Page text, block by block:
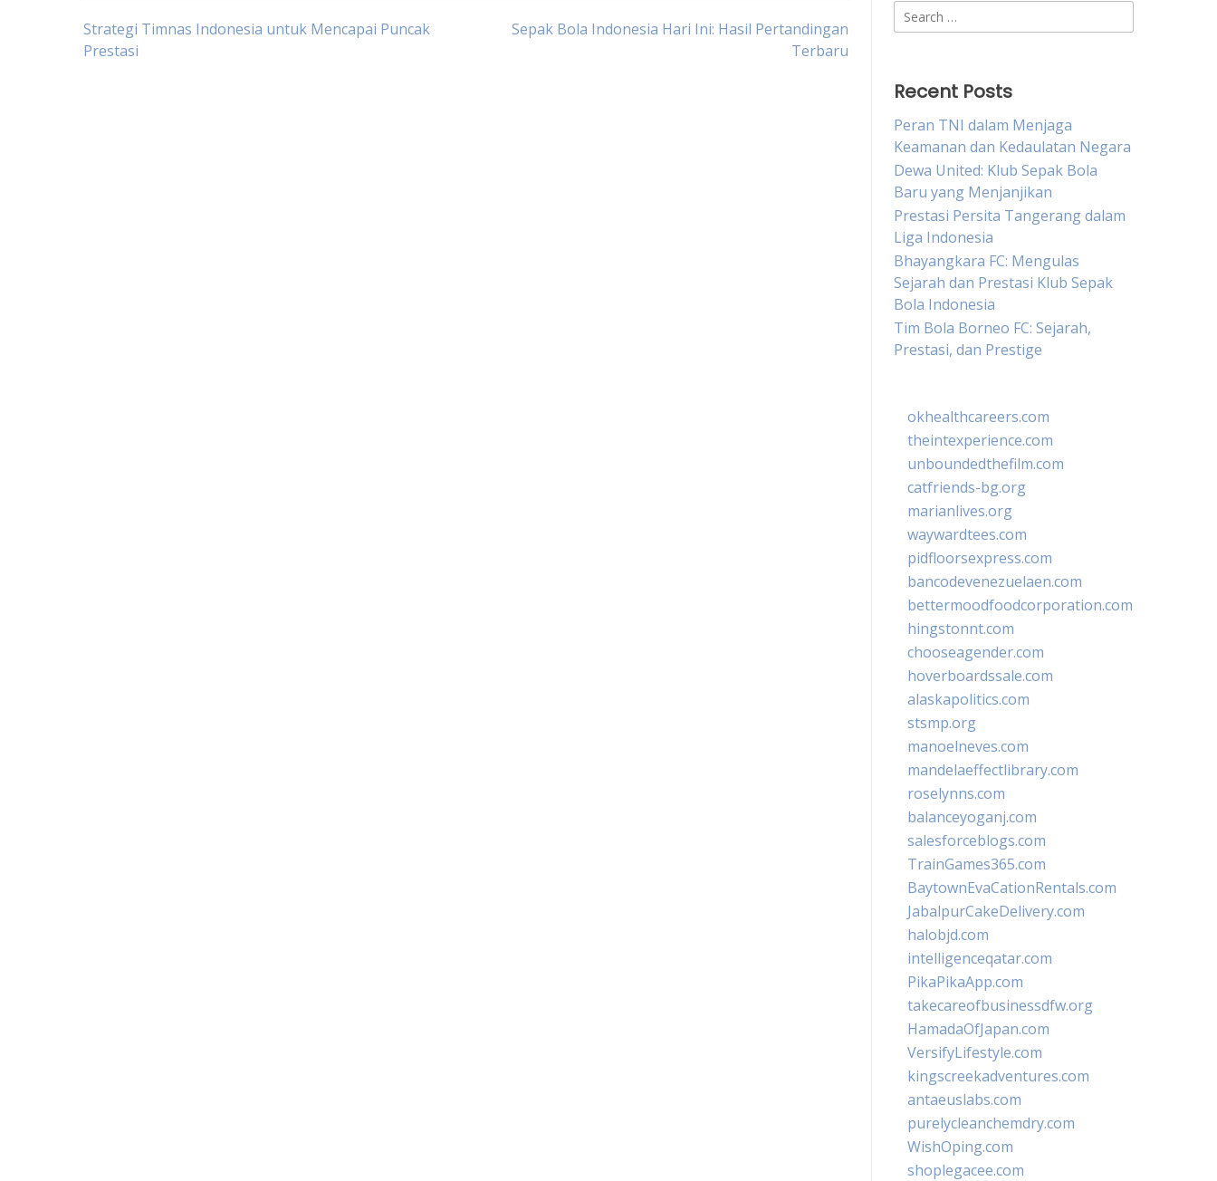
Post
Strategi Timnas Indonesia untuk Mencapai Puncak
Prestasi
Sepak Bola Indonesia Hari Ini: Hasil Pertandingan
Terbaru
Search
for:
Recent Posts
Peran TNI dalam Menjaga
Keamanan dan Kedaulatan Negara
Dewa United: Klub Sepak Bola
Baru yang Menjanjikan
Prestasi Persita Tangerang dalam
Liga Indonesia
Bhayangkara FC: Mengulas
Sejarah dan Prestasi Klub Sepak
Bola Indonesia
Tim Bola Borneo FC: Sejarah,
Prestasi, dan Prestige
okhealthcareers.com
theintexperience.com
unboundedthefilm.com
catfriends-bg.org
marianlives.org
waywardtees.com
pidfloorsexpress.com
bancodevenezuelaen.com
bettermoodfoodcorporation.com
hingstonnt.com
chooseagender.com
hoverboardssale.com
alaskapolitics.com
stsmp.org
manoelneves.com
mandelaeffectlibrary.com
roselynns.com
balanceyoganj.com
salesforceblogs.com
TrainGames365.com
BaytownEvaCationRentals.com
JabalpurCakeDelivery.com
halobjd.com
intelligenceqatar.com
PikaPikaApp.com
takecareofbusinessdfw.org
HamadaOfJapan.com
VersifyLifestyle.com
kingscreekadventures.com
antaeuslabs.com
purelycleanchemdry.com
WishOping.com
shoplegacee.com